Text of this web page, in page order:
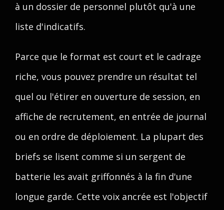
à un dossier de personnel plutôt qu'à une
liste d'indicatifs.
Parce que le format est court et le cadrage
riche, vous pouvez prendre un résultat tel
quel ou l'étirer en ouverture de session, en
affiche de recrutement, en entrée de journal
ou en ordre de déploiement. La plupart des
briefs se lisent comme si un sergent de
batterie les avait griffonnés à la fin d'une
longue garde. Cette voix ancrée est l'objectif